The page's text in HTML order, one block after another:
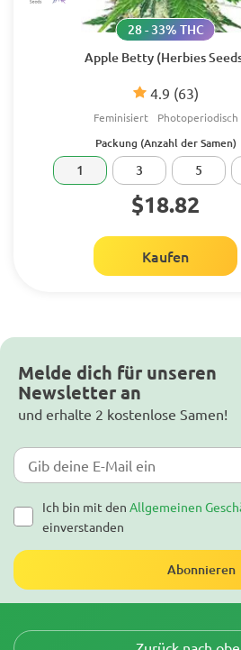
Apple Betty (Herbies
4.9 (63)
28 - 33% THC
Feminisiert Photoperiodisch
Packung (Anzahl der Samen)
1 3 5
$18.82
Kaufen
Melde dich für unseren
Newsletter an
und erhalte 2 kostenlose Samen!
Ich bin mit den Allgemeinen
einverstanden
Abonnieren